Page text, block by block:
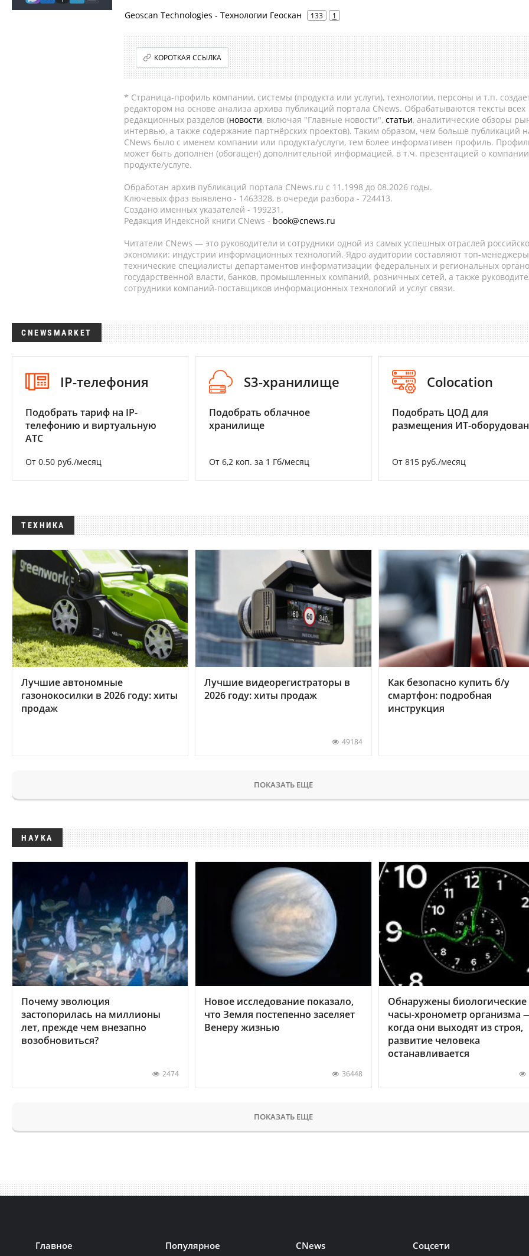
Geoscan Technologies - Технологии Геоскан 133 1
КОРОТКАЯ ССЫЛКА
* Страница-профиль компании, системы (продукта или услуги), технологии, персоны и т.п.
редактором на основе анализа архива публикаций портала CNews. Обрабатываются тексты всех
редакционных разделов (новости, включая "Главные новости", статьи, аналитические обзоры
интервью, а также содержание партнёрских проектов). Таким образом, чем больше публикаций
CNews было с именем компании или продукта/услуги, тем более информативен профиль.
может быть дополнен (обогащен) дополнительной информацией, в т.ч. презентацией о
продукте/услуге.
Обработан архив публикаций портала CNews.ru c 11.1998 до 08.2026 годы.
Ключевых фраз выявлено - 1463328, в очереди разбора - 724413.
Создано именных указателей - 199231.
Редакция Индексной книги CNews - book@cnews.ru
Читатели CNews — это руководители и сотрудники одной из самых успешных отраслей
экономики: индустрии информационных технологий. Ядро аудитории составляют топ-
технические специалисты департаментов информатизации федеральных и региональных
государственной власти, банков, промышленных компаний, розничных сетей, а также
сотрудники компаний-поставщиков информационных технологий и услуг связи.
CNEWSMARKET
IP-телефония
Подобрать тариф на IP-
телефонию и виртуальную
АТС
От 0.50 руб./месяц
S3-хранилище
Подобрать облачное
хранилище
От 6,2 коп. за 1 Гб/месяц
Colocation
Подобрать ЦОД для
размещения ИТ-
От 815 руб./месяц
ТЕХНИКА
Лучшие автономные
газонокосилки в 2026 году: хиты
продаж
Лучшие видеорегистраторы в
2026 году: хиты продаж
49184
Как безопасно купить б/у
смартфон: подробная
инструкция
ПОКАЗАТЬ ЕЩЕ
НАУКА
Почему эволюция
застопорилась на миллионы
лет, прежде чем внезапно
возобновиться?
2474
Новое исследование показало,
что Земля постепенно заселяет
Венеру жизнью
36448
Обнаружены биологические
часы-хронометр организма
когда они выходят из строя,
развитие человека
останавливается
ПОКАЗАТЬ ЕЩЕ
Главное Популярное CNews Соцсети